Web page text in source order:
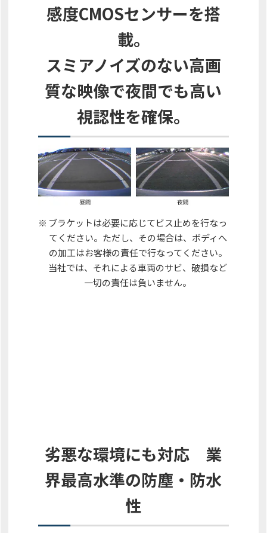
感度CMOSセンサーを搭
載。
スミアノイズのない高画
質な映像で夜間でも高い
視認性を確保。
※ ブラケットは必要に応じてビス止めを行なっ
てください。ただし、その場合は、ボディへ
の加工はお客様の責任で行なってください。
当社では、それによる車両のサビ、破損など
一切の責任は負いません。
劣悪な環境にも対応 業
界最高水準の防塵・防水
性